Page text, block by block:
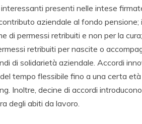
presenti nelle intese
aziendale al fondo
di permessi retribuiti e non per la
retribuiti per nascite o
di solidarietà aziendale. Accordi
tempo flessibile fino a una certa
Inoltre, decine di accordi
degli abiti da lavoro.